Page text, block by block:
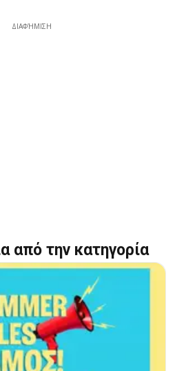
ΔΙΑΦΉΜΙΣΗ
από την κατηγορία